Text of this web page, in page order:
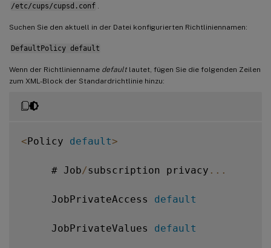
/etc/cups/cupsd.conf
Suchen Sie den aktuell in der Datei konfigurierten Richtliniennamen:
DefaultPolicy default
Wenn der Richtlinienname defaultlautet, fügen Sie die folgenden Zeilen
zum XML-Block der Standardrichtlinie hinzu:
<Policy default>
     # Job
/subscription privacy ...
     JobPrivateAccess
default
     JobPrivateValues
default